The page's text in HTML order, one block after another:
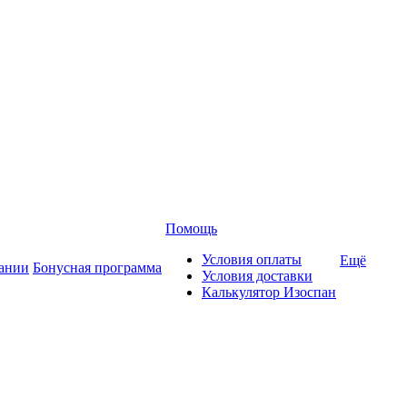
Бонусная программа
Помощь
Условия оплаты
Условия доставки
Калькулятор Изоспан
Ещё